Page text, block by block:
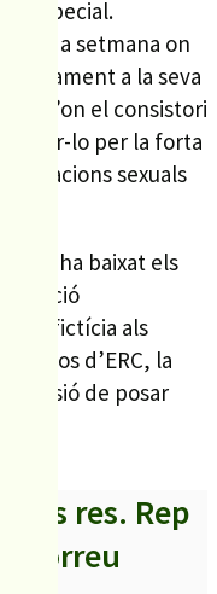
especial.
setmana on
a la seva
d’on el consistori
retirar-lo per la forta
sexuals
s’ha baixat els
fictícia als
dos d’ERC, la
decisió de posar
res. Rep
correu